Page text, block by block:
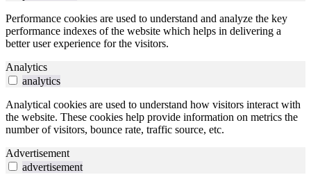
Performance cookies are used to understand and analyze the key
performance indexes of the website which helps in delivering a
better user experience for the visitors.
Analytics
analytics
Analytical cookies are used to understand how visitors interact with
the website. These cookies help provide information on metrics the
number of visitors, bounce rate, traffic source, etc.
Advertisement
advertisement